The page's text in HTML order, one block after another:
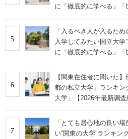
に「徹底的に学べる」「
5
「入るべき人が入るた
入学してみたい国立大
に「徹底的に学べる」「
6
【関東在住者に聞いた
都の私立大学」ランキ
大学」【2026年最新調査
7
「とても居心地の良い
い“関東の大学”ランキン